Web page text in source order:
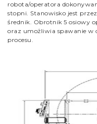
robota/operatora
stopni. Stanowisko jest
średnik. Obrotnik 5 osiowy
oraz umożliwia spawanie w
procesu.